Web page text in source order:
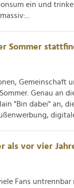
ein und
Sommer
Gemeinschaft
Genau an
"Bin dabei" an,
als vor vier
Fans